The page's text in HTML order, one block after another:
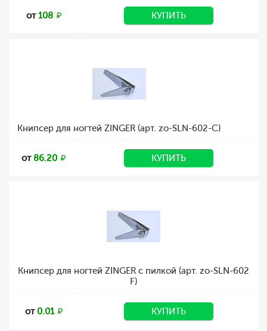
от108 КУПИТЬ
Книпсер для ногтей ZINGER (арт. zo-SLN-602-C)
от86.20 КУПИТЬ
Книпсер для ногтей ZINGER с пилкой (арт. zo-SLN-602
F)
от 0.01 КУПИТЬ